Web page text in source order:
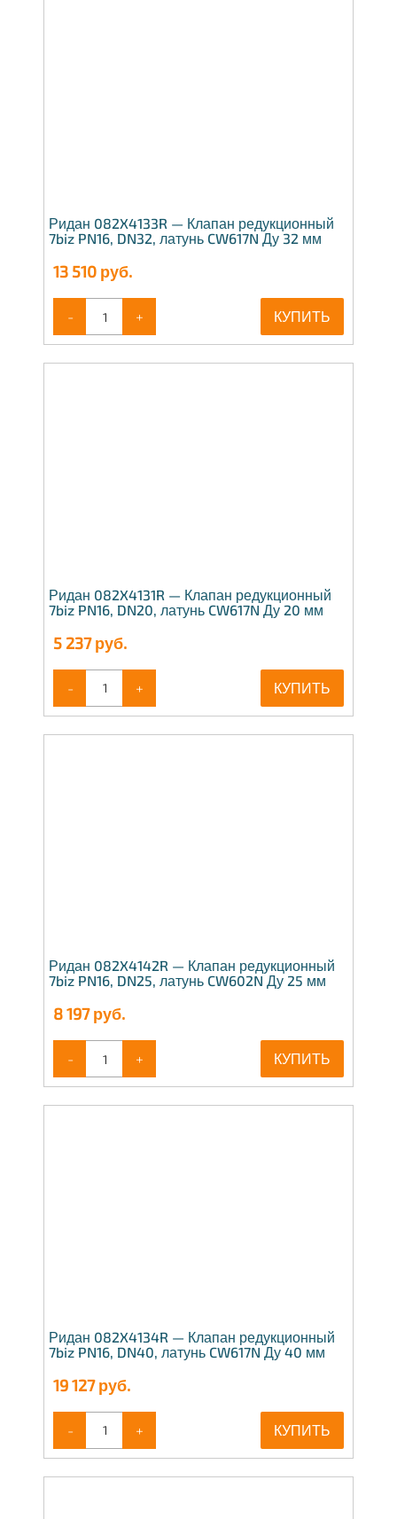
Ридан 082X4133R — Клапан редукционный
7biz PN16, DN32, латунь CW617N Ду 32 мм
13 510 руб.
- + КУПИТЬ
Ридан 082X4131R — Клапан редукционный
7biz PN16, DN20, латунь CW617N Ду 20 мм
5 237руб.
- + КУПИТЬ
Ридан 082X4142R — Клапан редукционный
7biz PN16, DN25, латунь CW602N Ду 25 мм
8 197руб.
- + КУПИТЬ
Ридан 082X4134R — Клапан редукционный
7biz PN16, DN40, латунь CW617N Ду 40 мм
19 127руб.
- + КУПИТЬ